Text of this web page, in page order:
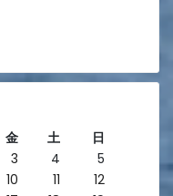
金 土
日
3 4
5
10 11
12